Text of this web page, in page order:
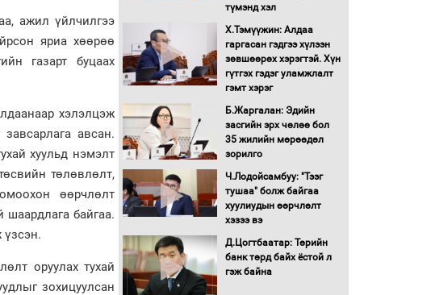
ажил үйлчилгээ
яриа хөөрөө
газарт буцаах
хэлэлцэж
авсан.
хуульд нэмэлт
төлөвлөлт,
өөрчлөлт
шаардлага байгаа.
үзсэн.
оруулах тухай
зохицуулсан
шийдвэрлүүлнэ
С.Бямбацогт Зүүн Азийн
эрэгтэйчүүдийн
волейболын тэмцээнд
оролцож байгаа баг
тамирчдад амжилт
Автобензин, дизель
түлшний онцгой албан
татварыг тэглэлээ
Санхүүгийн хэмнэлтийн
горимд эрүүл мэндийн
салбар хамаарахгүй
Нөөцийн махны
худалдаа, борлуулалтыг
түмэнд хэл
Х.Тэмүүжин: Алдаа
гаргасан гэдгээ хүлээн
зөвшөөрөх хэрэгтэй. Хүн
гүтгэх гэдэг уламжлалт
гэмт хэрэг
Б.Жаргалан: Эдийн
засгийн эрх чөлөө бол
35 жилийн мөрөөдөл
зорилго
Ч.Лодойсамбуу: "Тээг
тушаа" болж байгаа
хуулиудын өөрчлөлт
хэзээ вэ
Д.Цогтбаатар: Төрийн
банк төрд байх ёстой л
гэж байна